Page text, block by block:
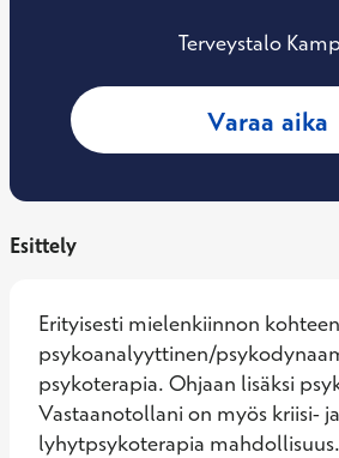
Terveystalo
Varaa aika
Esittely
Erityisesti mielenkiinnon
psykoanalyyttinen/
psykoterapia. Ohjaan lisäksi
Vastaanotollani on myös kriisi- ja
lyhytpsykoterapia